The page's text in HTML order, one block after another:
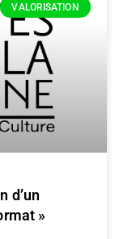
VALORISATION
d’un
»